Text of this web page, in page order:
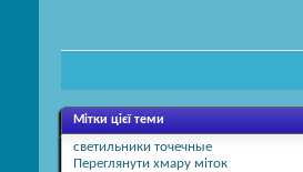
Мітки цієї теми
светильники точечные
Переглянути хмару міток